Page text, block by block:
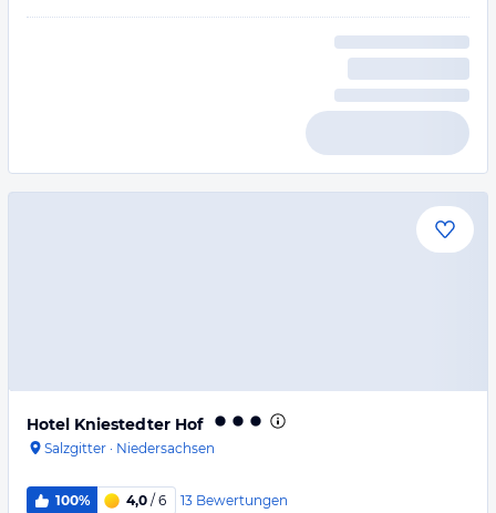
Hotel Kniestedter Hof
Salzgitter · Niedersachsen
100% 4,0 / 6 13 Bewertungen